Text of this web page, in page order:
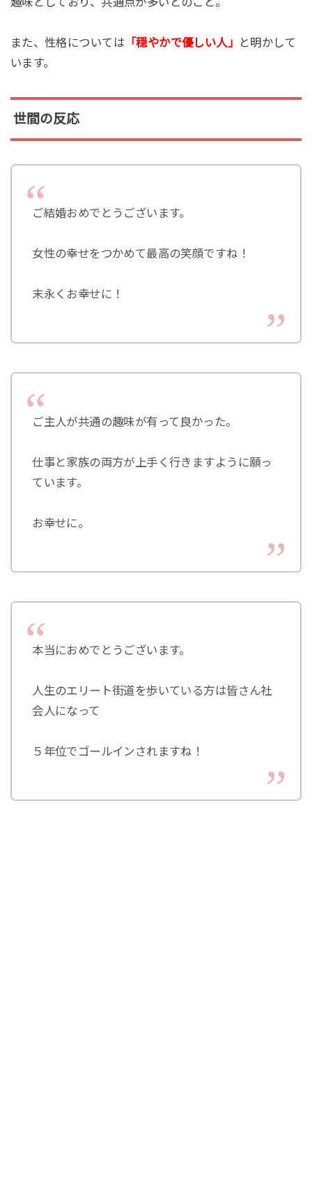
また、性格については「穏やかで優しい人」
と明かして
います。
世間の反応
ご結婚おめでとうございます。
女性の幸せをつかめて最高の笑顔ですね！
末永くお幸せに！
ご主人が共通の趣味が有って良かった。
仕事と家族の両方が上手く行きますように願っ
ています。
お幸せに。
本当におめでとうございます。
人生のエリート街道を歩いている方は皆さん社
会人になって
５年位でゴールインされますね！